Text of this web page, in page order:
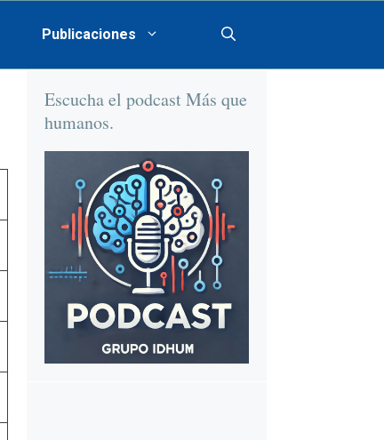
Publicaciones
Escucha el podcast Más que
humanos.